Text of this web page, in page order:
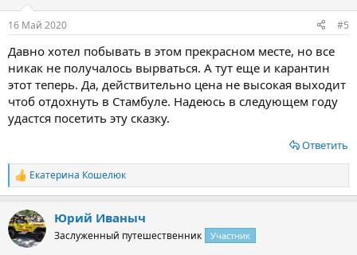
16 Май 2020 #5
Давно хотел побывать в этом прекрасном месте, но все
никак не получалось вырваться. А тут еще и карантин
этот теперь. Да, действительно цена не высокая выходит
чтоб отдохнуть в Стамбуле. Надеюсь в следующем году
удастся посетить эту сказку.
Ответить
Р
е
к
ц
и
Екатерина Кошелюк
Юрий Иваныч
Заслуженный путешественник Участник